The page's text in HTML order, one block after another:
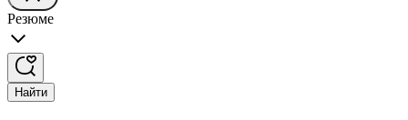
Резюме
Найти